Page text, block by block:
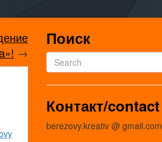
→
Поиск
Контакт/contact
berezovy.kreativ @ gmail.com